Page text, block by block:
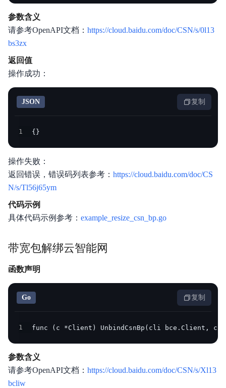
参数含义
请参考OpenAPI文档： https://cloud.baidu.com/doc/CSN/s/0l13
bs3zx
返回值
操作成功：
JSON 复制
1 {}
操作失败：
返回错误，错误码列表参考： https://cloud.baidu.com/doc/CS
N/s/Tl56j65ym
代码示例
具体代码示例参考： example_resize_csn_bp.go
带宽包解绑云智能网
函数声明
Go 复制
1 func (c *Client) UnbindCsnBp(cli bce.Client,
参数含义
请参考OpenAPI文档： https://cloud.baidu.com/doc/CSN/s/Xl13
bcliw